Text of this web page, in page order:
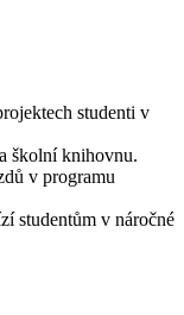
studenti v
školní knihovnu.
v programu
studentům v náročné